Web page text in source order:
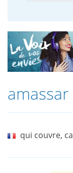
amassar
qui couvre,